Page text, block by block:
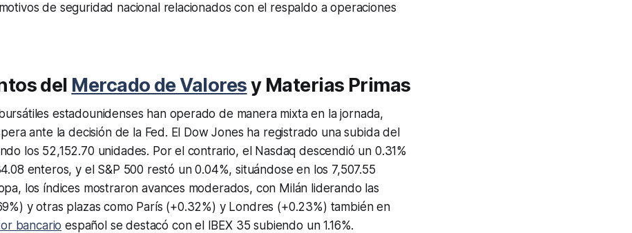
de seguridad nacional relacionados con el respaldo a operaciones
del Mercado de Valoresy Materias Primas
estadounidenses han operado de manera mixta en la jornada,
ante la decisión de la Fed. El Dow Jones ha registrado una subida del
los 52,152.70 unidades. Por el contrario, el Nasdaq descendió un 0.31%
enteros, y el S&P 500 restó un 0.04%, situándose en los 7,507.55
los índices mostraron avances moderados, con Milán liderando las
y otras plazas como París (+0.32%) y Londres (+0.23%) también en
bancario español se destacó con el IBEX 35 subiendo un 1.16%.